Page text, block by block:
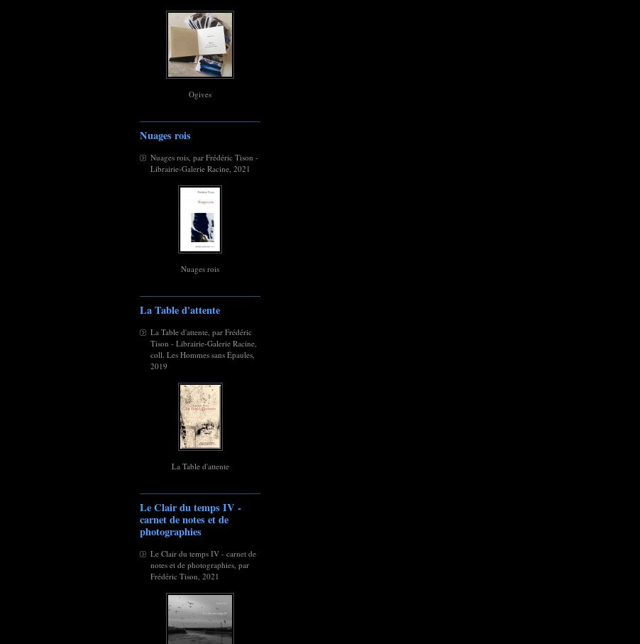
Ogives
Nuages rois
Nuages rois, par Frédéric Tison -
Librairie-Galerie Racine, 2021
Nuages rois
La Table d'attente
La Table d'attente, par Frédéric
Tison - Librairie-Galerie Racine,
coll. Les Hommes sans Épaules,
2019
La Table d'attente
Le Clair du temps IV -
carnet de notes et de
photographies
Le Clair du temps IV - carnet de
notes et de photographies, par
Frédéric Tison, 2021